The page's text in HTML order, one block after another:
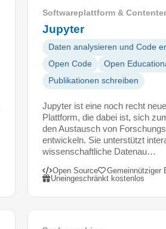
Softwareplattform &
Jupyter
Daten analysieren und Code
Open Code
Open
Publikationen schreiben
Jupyter ist eine noch recht
Plattform, die dabei ist, sich
den Austausch von
entwickeln. Sie unterstützt
wissenschaftliche Datenau…
Open Source
Gemeinnütziger
Uneingeschränkt kostenlos